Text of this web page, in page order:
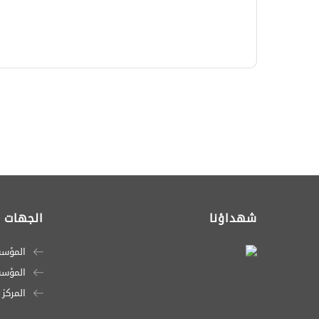
شهداؤنا الجهات